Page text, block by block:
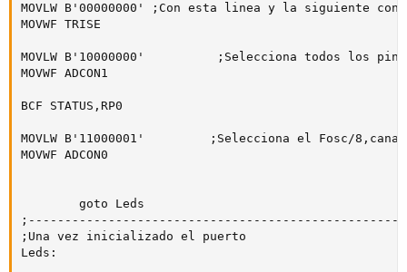
MOVLW B'00000000' ;Con esta linea y la siguiente
MOVWF TRISE
MOVLW B'10000000'          ;Selecciona todos los
MOVWF ADCON1
BCF STATUS,RP0
MOVLW B'11000001'         ;Selecciona el Fosc/
MOVWF ADCON0
        goto Leds
;Una vez inicializado el puerto
Leds: